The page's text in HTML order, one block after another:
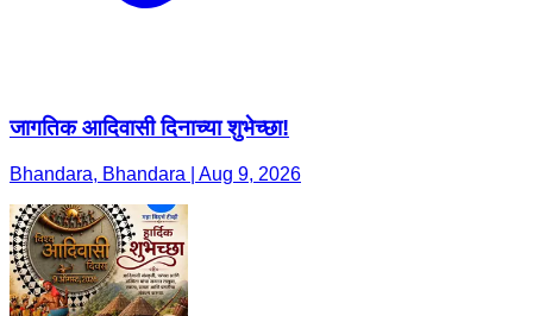
जागतिक आदिवासी दिनाच्या शुभेच्छा!
Bhandara, Bhandara | Aug 9, 2026